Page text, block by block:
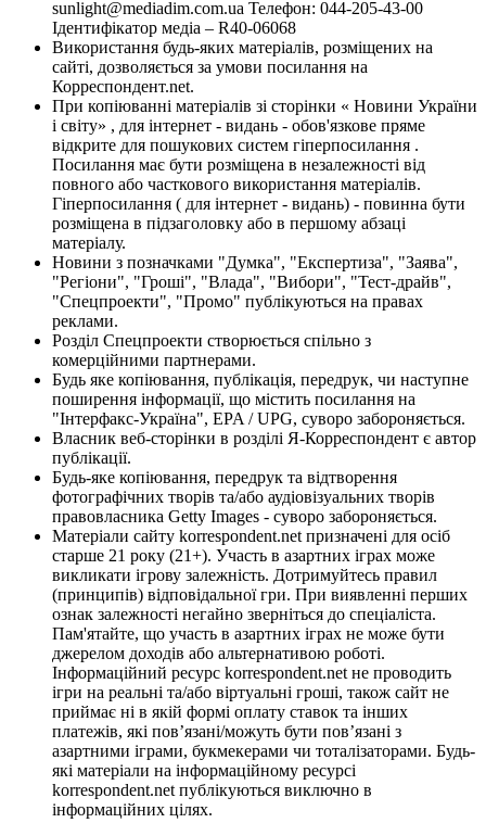
sunlight@mediadim.com.ua Телефон: 044-205-43-00
Ідентифікатор медіа – R40-06068
Використання будь-яких матеріалів, розміщених на
сайті, дозволяється за умови посилання на
Корреспондент.net.
При копіюванні матеріалів зі сторінки « Новини України
і світу» , для інтернет - видань - обов'язкове пряме
відкрите для пошукових систем гіперпосилання .
Посилання має бути розміщена в незалежності від
повного або часткового використання матеріалів.
Гіперпосилання ( для інтернет - видань) - повинна бути
розміщена в підзаголовку або в першому абзаці
матеріалу.
Новини з позначками "Думка", "Експертиза", "Заява",
"Регіони", "Гроші", "Влада", "Вибори", "Тест-драйв",
"Спецпроекти", "Промо" публікуються на правах
реклами.
Розділ Спецпроекти створюється спільно з
комерційними партнерами.
Будь яке копіювання, публікація, передрук, чи наступне
поширення інформації, що містить посилання на
"Інтерфакс-Україна", EPA / UPG, суворо забороняється.
Власник веб-сторінки в розділі Я-Корреспондент є автор
публікації.
Будь-яке копіювання, передрук та відтворення
фотографічних творів та/або аудіовізуальних творів
правовласника Getty Images - суворо забороняється.
Матеріали сайту korrespondent.net призначені для осіб
старше 21 року (21+). Участь в азартних іграх може
викликати ігрову залежність. Дотримуйтесь правил
(принципів) відповідальної гри. При виявленні перших
ознак залежності негайно зверніться до спеціаліста.
Пам'ятайте, що участь в азартних іграх не може бути
джерелом доходів або альтернативою роботі.
Інформаційний ресурс korrespondent.net не проводить
ігри на реальні та/або віртуальні гроші, також сайт не
приймає ні в якій формі оплату ставок та інших
платежів, які пов’язані/можуть бути пов’язані з
азартними іграми, букмекерами чи тоталізаторами. Будь-
які матеріали на інформаційному ресурсі
korrespondent.net публікуються виключно в
інформаційних цілях.